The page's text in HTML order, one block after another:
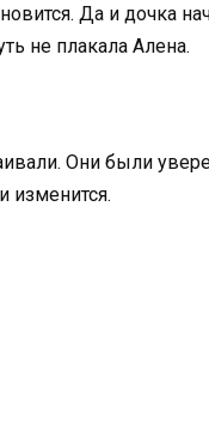
Да и дочка
не плакала Алена.
Они были
изменится.